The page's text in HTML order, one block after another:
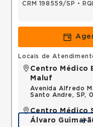
CRM 198559/SP •
Locais de
Centro Médico
Maluf
Avenida Alfredo
Santo Andre, SP,
Centro Médico
Álvaro